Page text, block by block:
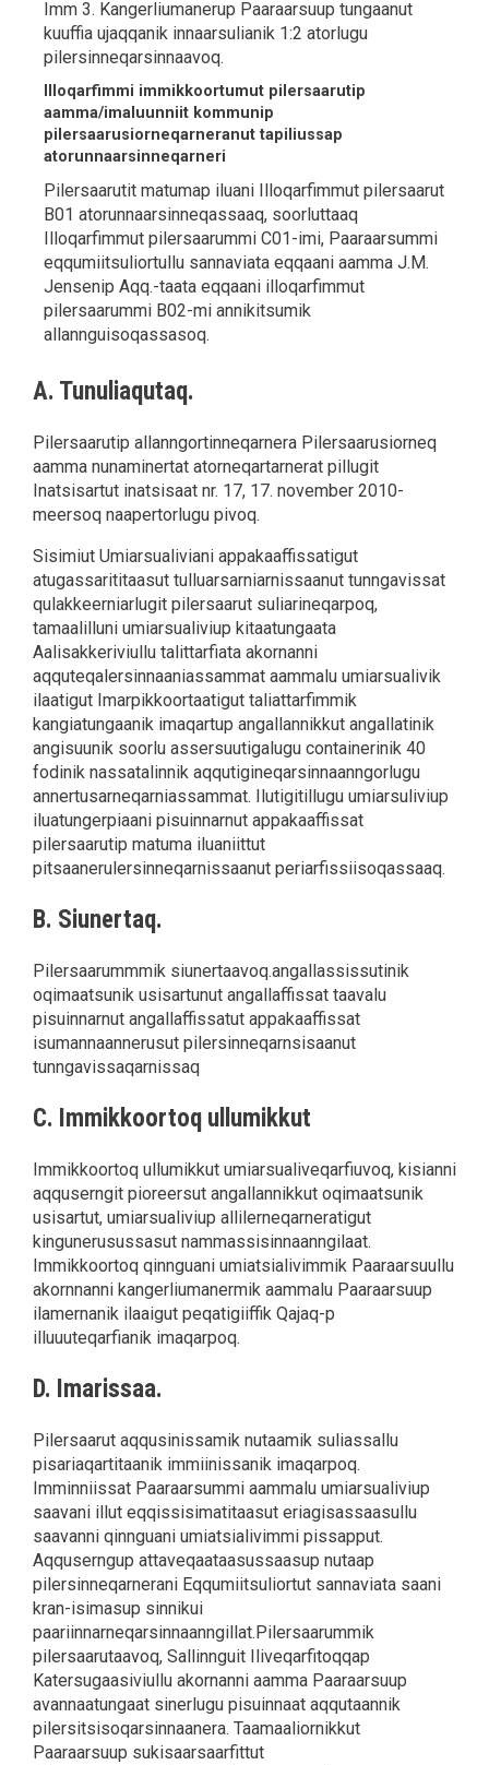
Imm 3. Kangerliumanerup Paaraarsuup tungaanut
kuuffia ujaqqanik innaarsulianik 1:2 atorlugu
pilersinneqarsinnaavoq.
Illoqarfimmi immikkoortumut pilersaarutip
aamma/imaluunniit kommunip
pilersaarusiorneqarneranut tapiliussap
atorunnaarsinneqarneri
Pilersaarutit matumap iluani Illoqarfimmut pilersaarut
B01 atorunnaarsinneqassaaq, soorluttaaq
Illoqarfimmut pilersaarummi C01-imi, Paaraarsummi
eqqumiitsuliortullu sannaviata eqqaani aamma J.M.
Jensenip Aqq.-taata eqqaani illoqarfimmut
pilersaarummi B02-mi annikitsumik
allannguisoqassasoq.
A. Tunuliaqutaq.
Pilersaarutip allanngortinneqarnera Pilersaarusiorneq
aamma nunaminertat atorneqartarnerat pillugit
Inatsisartut inatsisaat nr. 17, 17. november 2010-
meersoq naapertorlugu pivoq.
Sisimiut Umiarsualiviani appakaaffissatigut
atugassarititaasut tulluarsarniarnissaanut tunngavissat
qulakkeerniarlugit pilersaarut suliarineqarpoq,
tamaalilluni umiarsualiviup kitaatungaata
Aalisakkeriviullu talittarfiata akornanni
aqquteqalersinnaaniassammat aammalu umiarsualivik
ilaatigut Imarpikkoortaatigut taliattarfimmik
kangiatungaanik imaqartup angallannikkut angallatinik
angisuunik soorlu assersuutigalugu containerinik 40
fodinik nassatalinnik aqqutigineqarsinnaanngorlugu
annertusarneqarniassammat. Ilutigitillugu umiarsuliviup
iluatungerpiaani pisuinnarnut appakaaffissat
pilersaarutip matuma iluaniittut
pitsaanerulersinneqarnissaanut periarfissiisoqassaaq.
B. Siunertaq.
Pilersaarummmik siunertaavoq.angallassissutinik
oqimaatsunik usisartunut angallaffissat taavalu
pisuinnarnut angallaffissatut appakaaffissat
isumannaannerusut pilersinneqarnsisaanut
tunngavissaqarnissaq
C. Immikkoortoq ullumikkut
Immikkoortoq ullumikkut umiarsualiveqarfiuvoq, kisianni
aqquserngit pioreersut angallannikkut oqimaatsunik
usisartut, umiarsualiviup allilerneqarneratigut
kingunerusussasut nammassisinnaanngilaat.
Immikkoortoq qinnguani umiatsialivimmik Paaraarsuullu
akornnanni kangerliumanermik aammalu Paaraarsuup
ilamernanik ilaaigut peqatigiiffik Qajaq-p
illuuuteqarfianik imaqarpoq.
D. Imarissaa.
Pilersaarut aqqusinissamik nutaamik suliassallu
pisariaqartitaanik immiinissanik imaqarpoq.
Imminniissat Paaraarsummi aammalu umiarsualiviup
saavani illut eqqissisimatitaasut eriagisassaasullu
saavanni qinnguani umiatsialivimmi pissapput.
Aqquserngup attaveqaataasussaasup nutaap
pilersinneqarnerani Eqqumiitsuliortut sannaviata saani
kran-isimasup sinnikui
paariinnarneqarsinnaanngillat.Pilersaarummik
pilersaarutaavoq, Sallinnguit Iliveqarfitoqqap
Katersugaasiviullu akornanni aamma Paaraarsuup
avannaatungaat sinerlugu pisuinnaat aqqutaannik
pilersitsisoqarsinnaanera. Taamaaliornikkut
Paaraarsuup sukisaarsaarfittut